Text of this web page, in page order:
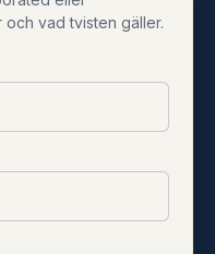
vad tvisten gäller.